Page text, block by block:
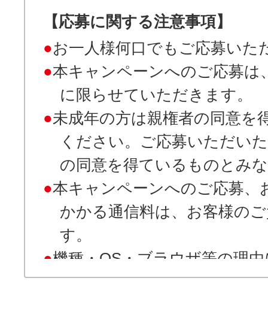
【応募に関する注意事項】
お一人様何口でもご応募いた
本キャンペーンへのご応募は
に限らせていただきます。
未成年の方は親権者の同意を
ください。ご応募いただい
の同意を得ているものとみ
本キャンペーンへのご応募、
かかる通信料は、お客様の
す。
機種・OS・ブラウザ等の理
ソコン、フィーチャーフォ